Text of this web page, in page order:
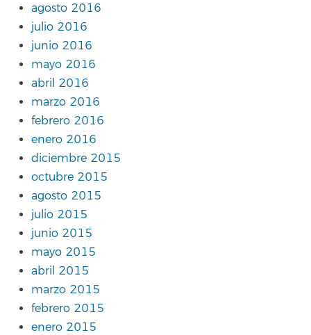
agosto 2016
julio 2016
junio 2016
mayo 2016
abril 2016
marzo 2016
febrero 2016
enero 2016
diciembre 2015
octubre 2015
agosto 2015
julio 2015
junio 2015
mayo 2015
abril 2015
marzo 2015
febrero 2015
enero 2015